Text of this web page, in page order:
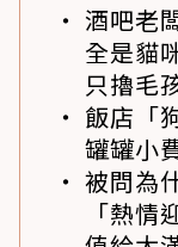
酒吧老
全是貓
只擼毛
飯店「
罐罐小
被問為
「熱